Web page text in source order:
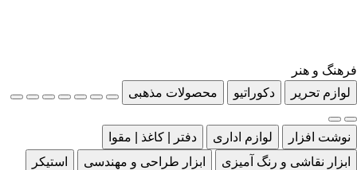
فرهنگ و هنر
لوازم تحریر
دکوراتیو محصولات مذهبی
نوشت افزار لوازم اداری
دفتر | کاغذ | مقوا
ابزار نقاشی و رنگ آمیزی
ابزار طراحی و مهندسی
استیکر